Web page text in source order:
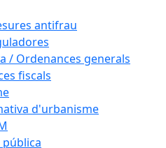
antifrau
/ Ordenances generals
fiscals
d'urbanisme